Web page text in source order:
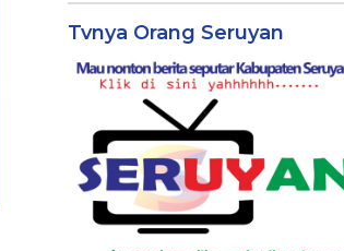
Tvnya Orang Seruyan